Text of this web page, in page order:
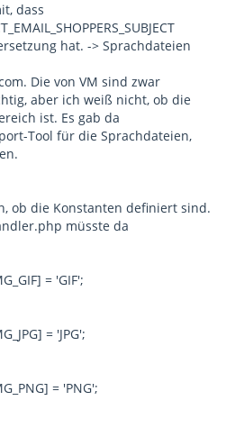
dass
hat. -> Sprachdateien
Die von VM sind zwar
aber ich weiß nicht, ob die
ist. Es gab da
Tool für die Sprachdateien,
ob die Konstanten definiert sind.
müsste da
= 'GIF';
= 'JPG';
= 'PNG';